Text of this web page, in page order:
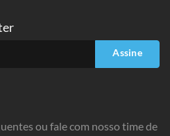
Assine
ou fale com nosso time de